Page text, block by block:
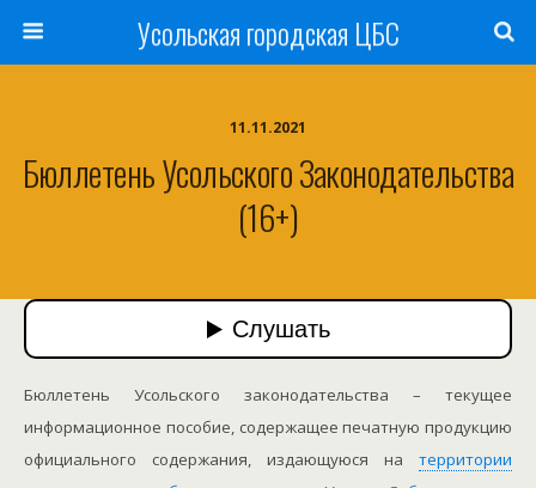
Усольская городская ЦБС
11.11.2021
Бюллетень Усольского Законодательства
(16+)
Бюллетень Усольского законодательства – текущее
информационное пособие, содержащее печатную продукцию
официального содержания, издающуюся на территории